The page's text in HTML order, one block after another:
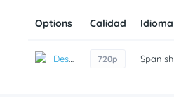
Options Calidad Idioma
Descarga 720p Spanish